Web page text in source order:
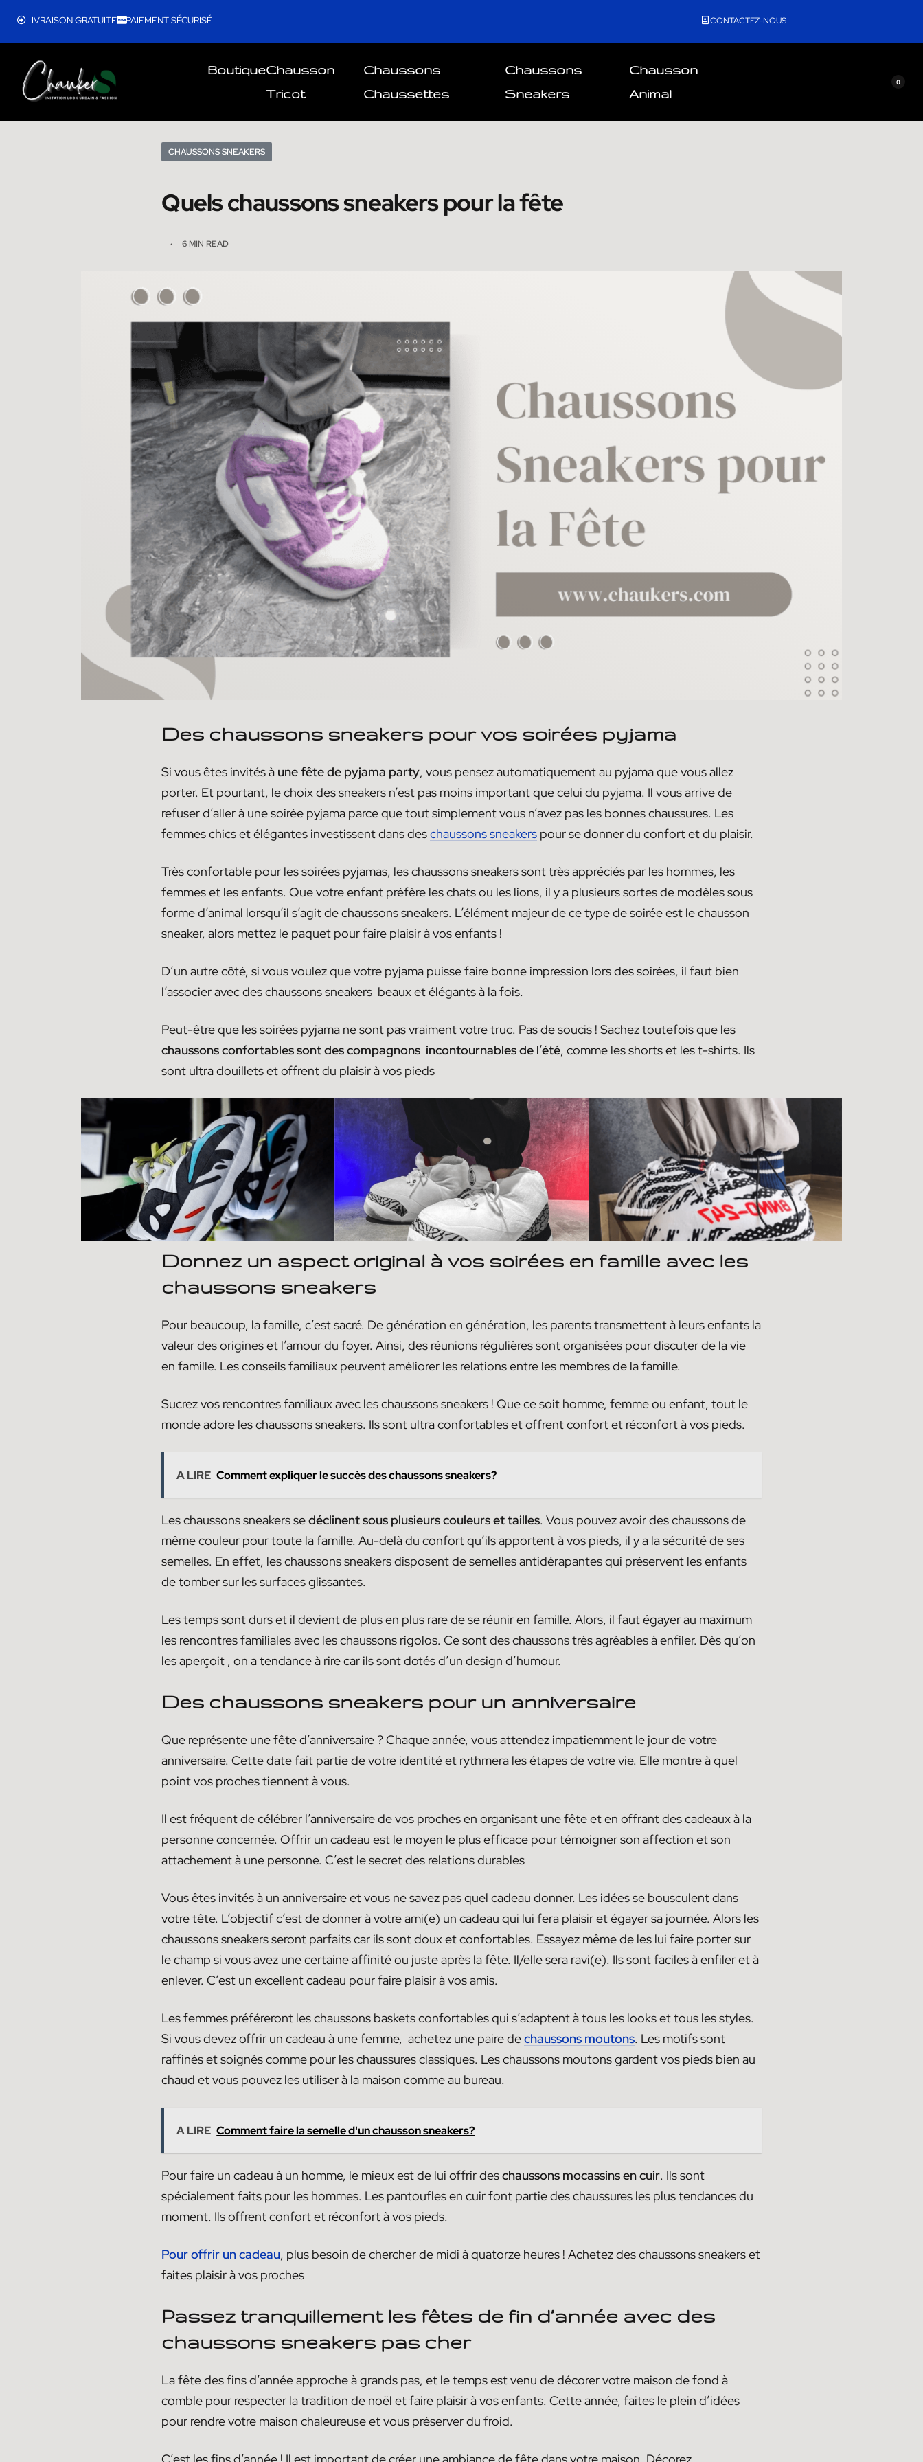
LIVRAISON GRATUITE PAIEMENT SÉCURISÉ CONTACTEZ-NOUS
BoutiqueChausson
Tricot
Chaussons
Chaussettes
Chaussons
Sneakers
Chausson
Animal
0
CHAUSSONS SNEAKERS
Quels chaussons sneakers pour la fête
6 MIN READ
Des chaussons sneakers pour vos soirées pyjama
Si vous êtes invités à une fête de pyjama party, vous pensez automatiquement au pyjama que vous allez
porter. Et pourtant, le choix des sneakers n’est pas moins important que celui du pyjama. Il vous arrive de
refuser d’aller à une soirée pyjama parce que tout simplement vous n’avez pas les bonnes chaussures. Les
femmes chics et élégantes investissent dans deschaussons sneakers pour se donner du confort et du plaisir.
Très confortable pour les soirées pyjamas, les chaussons sneakers sont très appréciés par les hommes, les
femmes et les enfants. Que votre enfant préfère les chats ou les lions, il y a plusieurs sortes de modèles sous
forme d’animal lorsqu’il s’agit de chaussons sneakers. L’élément majeur de ce type de soirée est le chausson
sneaker, alors mettez le paquet pour faire plaisir à vos enfants !
D’un autre côté, si vous voulez que votre pyjama puisse faire bonne impression lors des soirées, il faut bien
l’associer avec des chaussons sneakers beaux et élégants à la fois.
Peut-être que les soirées pyjama ne sont pas vraiment votre truc. Pas de soucis ! Sachez toutefois que les
chaussons confortables sont des compagnons incontournables de l’été, comme les shorts et les t-shirts. Ils
sont ultra douillets et offrent du plaisir à vos pieds
Donnez un aspect original à vos soirées en famille avec les
chaussons sneakers
Pour beaucoup, la famille, c’est sacré. De génération en génération, les parents transmettent à leurs enfants la
valeur des origines et l’amour du foyer. Ainsi, des réunions régulières sont organisées pour discuter de la vie
en famille. Les conseils familiaux peuvent améliorer les relations entre les membres de la famille.
Sucrez vos rencontres familiaux avec les chaussons sneakers ! Que ce soit homme, femme ou enfant, tout le
monde adore les chaussons sneakers. Ils sont ultra confortables et offrent confort et réconfort à vos pieds.
A LIRE Comment expliquer le succès des chaussons sneakers?
Les chaussons sneakers sedéclinent sous plusieurs couleurs et tailles. Vous pouvez avoir des chaussons de
même couleur pour toute la famille. Au-delà du confort qu’ils apportent à vos pieds, il y a la sécurité de ses
semelles. En effet, les chaussons sneakers disposent de semelles antidérapantes qui préservent les enfants
de tomber sur les surfaces glissantes.
Les temps sont durs et il devient de plus en plus rare de se réunir en famille. Alors, il faut égayer au maximum
les rencontres familiales avec les chaussons rigolos. Ce sont des chaussons très agréables à enfiler. Dès qu’on
les aperçoit , on a tendance à rire car ils sont dotés d’un design d’humour.
Des chaussons sneakers pour un anniversaire
Que représente une fête d’anniversaire ? Chaque année, vous attendez impatiemment le jour de votre
anniversaire. Cette date fait partie de votre identité et rythmera les étapes de votre vie. Elle montre à quel
point vos proches tiennent à vous.
Il est fréquent de célébrer l’anniversaire de vos proches en organisant une fête et en offrant des cadeaux à la
personne concernée. Offrir un cadeau est le moyen le plus efficace pour témoigner son affection et son
attachement à une personne. C’est le secret des relations durables
Vous êtes invités à un anniversaire et vous ne savez pas quel cadeau donner. Les idées se bousculent dans
votre tête. L’objectif c’est de donner à votre ami(e) un cadeau qui lui fera plaisir et égayer sa journée. Alors les
chaussons sneakers seront parfaits car ils sont doux et confortables. Essayez même de les lui faire porter sur
le champ si vous avez une certaine affinité ou juste après la fête. Il/elle sera ravi(e). Ils sont faciles à enfiler et à
enlever. C’est un excellent cadeau pour faire plaisir à vos amis.
Les femmes préféreront les chaussons baskets confortables qui s’adaptent à tous les looks et tous les styles.
Si vous devez offrir un cadeau à une femme, achetez une paire dechaussons moutons. Les motifs sont
raffinés et soignés comme pour les chaussures classiques. Les chaussons moutons gardent vos pieds bien au
chaud et vous pouvez les utiliser à la maison comme au bureau.
A LIRE Comment faire la semelle d'un chausson sneakers?
Pour faire un cadeau à un homme, le mieux est de lui offrir deschaussons mocassins en cuir. Ils sont
spécialement faits pour les hommes. Les pantoufles en cuir font partie des chaussures les plus tendances du
moment. Ils offrent confort et réconfort à vos pieds.
Pour offrir un cadeau, plus besoin de chercher de midi à quatorze heures ! Achetez des chaussons sneakers et
faites plaisir à vos proches
Passez tranquillement les fêtes de fin d’année avec des
chaussons sneakers pas cher
La fête des fins d’année approche à grands pas, et le temps est venu de décorer votre maison de fond à
comble pour respecter la tradition de noël et faire plaisir à vos enfants. Cette année, faites le plein d’idées
pour rendre votre maison chaleureuse et vous préserver du froid.